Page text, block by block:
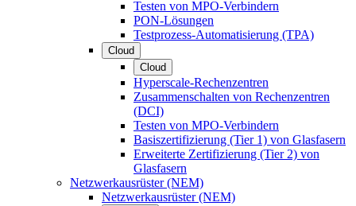
Testen von MPO-Verbindern
PON-Lösungen
Testprozess-Automatisierung (TPA)
Cloud
Cloud
Hyperscale-Rechenzentren
Zusammenschalten von Rechenzentren
(DCI)
Testen von MPO-Verbindern
Basiszertifizierung (Tier 1) von Glasfasern
Erweiterte Zertifizierung (Tier 2) von
Glasfasern
Netzwerkausrüster (NEM)
Netzwerkausrüster (NEM)